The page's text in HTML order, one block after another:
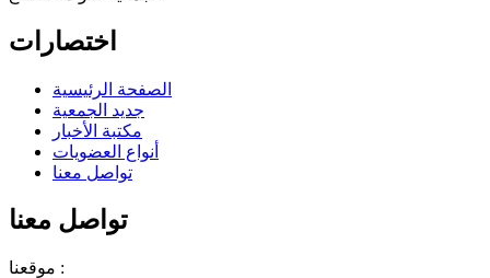
اختصارات
الصفحة الرئيسية
جديد الجمعية
مكتبة الأخبار
أنواع العضويات
تواصل معنا
تواصل معنا
موقعنا :